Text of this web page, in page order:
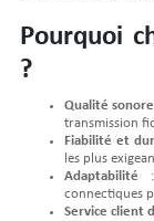
Pourquoi
?
Qualité
transmission
Fiabilité et
les plus
Adaptabilité :
connectiques
Service client